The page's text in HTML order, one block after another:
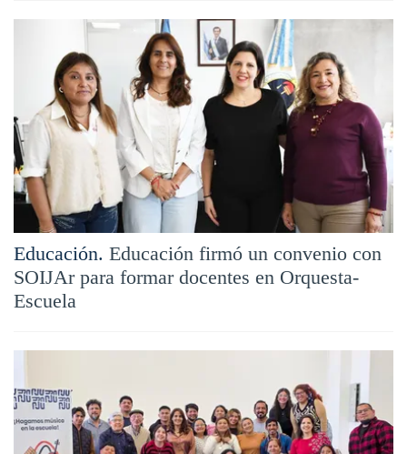
Educación. Educación firmó un convenio con
SOIJAr para formar docentes en Orquesta-
Escuela